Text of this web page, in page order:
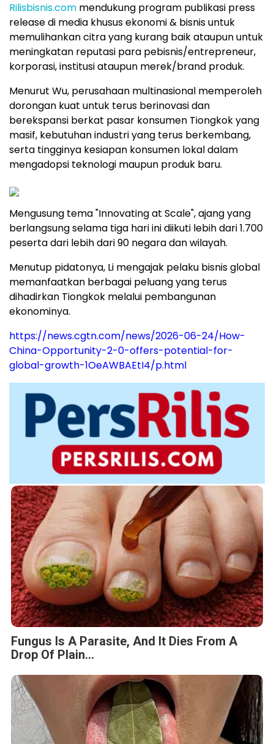
Rilisbisnis.com mendukung program publikasi press
release di media khusus ekonomi & bisnis untuk
memulihankan citra yang kurang baik ataupun untuk
meningkatan reputasi para pebisnis/entrepreneur,
korporasi, institusi ataupun merek/brand produk.
Menurut Wu, perusahaan multinasional memperoleh
dorongan kuat untuk terus berinovasi dan
berekspansi berkat pasar konsumen Tiongkok yang
masif, kebutuhan industri yang terus berkembang,
serta tingginya kesiapan konsumen lokal dalam
mengadopsi teknologi maupun produk baru.
Mengusung tema "Innovating at Scale", ajang yang
berlangsung selama tiga hari ini diikuti lebih dari 1.700
peserta dari lebih dari 90 negara dan wilayah.
Menutup pidatonya, Li mengajak pelaku bisnis global
memanfaatkan berbagai peluang yang terus
dihadirkan Tiongkok melalui pembangunan
ekonominya.
https://news.cgtn.com/news/2026-06-24/How-
China-Opportunity-2-0-offers-potential-for-
global-growth-1OeAWBAEtI4/p.html
Fungus Is A Parasite, And It Dies From A
Drop Of Plain...